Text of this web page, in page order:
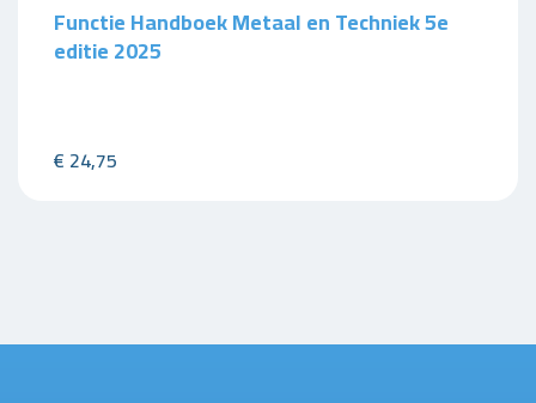
Functie Handboek Metaal en Techniek 5e
editie 2025
€ 24,75